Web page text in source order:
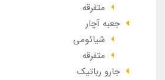
متفرقه
جعبه آچار
شیائومی
متفرقه
جارو رباتیک